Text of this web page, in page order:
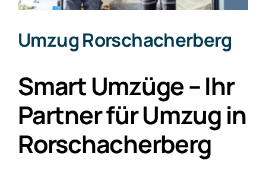
Umzug Rorschacherberg
Smart Umzüge – Ihr
Partner für Umzug in
Rorschacherberg